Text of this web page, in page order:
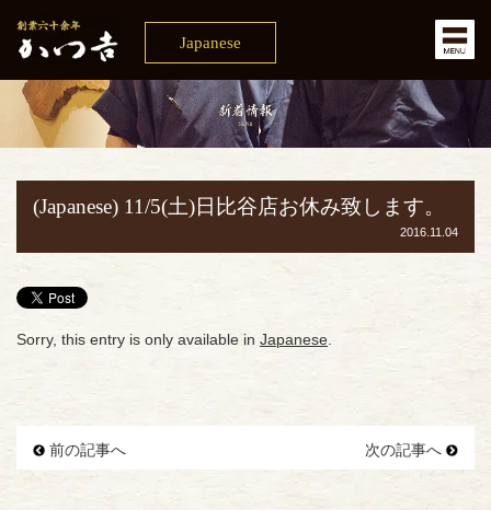
Japanese
(Japanese) 11/5(土)日比谷店お休み致します。
2016.11.04
Sorry, this entry is only available in Japanese.
前の記事へ 次の記事へ